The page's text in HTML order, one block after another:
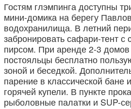
Гостям глэмпинга доступны
мини-домика на берегу
водохранилища. В летний
забронировать сафари-тент с
пирсом. При аренде 2-3
постояльцы бесплатно
зоной и беседкой.
парение в классической бане
горячей купели. В пункте
рыболовные палатки и SUP-